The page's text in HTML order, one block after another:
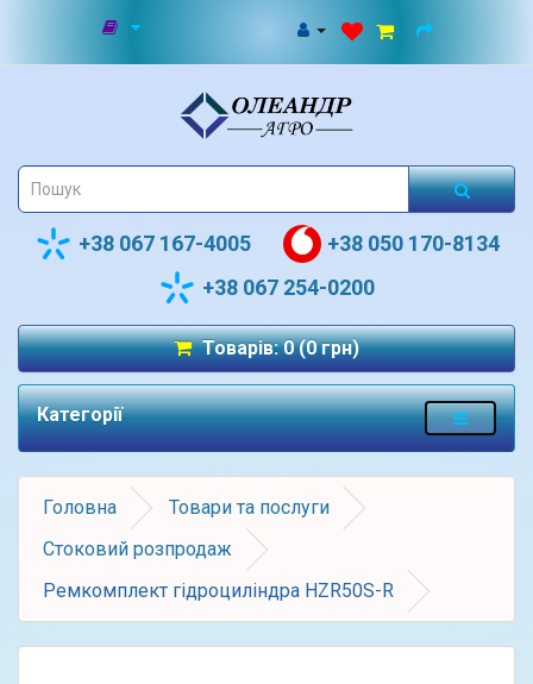
+38 067 167-4005
+38 050 170-8134
+38 067 254-0200
Товарів: 0 (0 грн)
Категорії
Головна
Товари та послуги
Стоковий розпродаж
Ремкомплект гідроциліндра HZR50S-R